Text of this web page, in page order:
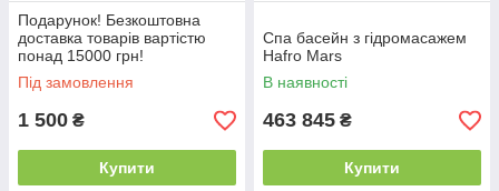
Подарунок! Безкоштовна
доставка товарів вартістю
понад 15000 грн!
Під замовлення
1 500 ₴
Купити
Спа басейн з гідромасажем
Hafro Mars
В наявності
463 845 ₴
Купити